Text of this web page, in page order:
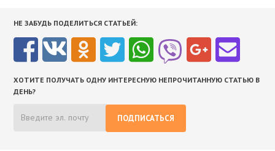
НЕ ЗАБУДЬ ПОДЕЛИТЬСЯ СТАТЬЕЙ:
ХОТИТЕ ПОЛУЧАТЬ ОДНУ ИНТЕРЕСНУЮ НЕПРОЧИТАННУЮ СТАТЬЮ В
ДЕНЬ?
ПОДПИСАТЬСЯ